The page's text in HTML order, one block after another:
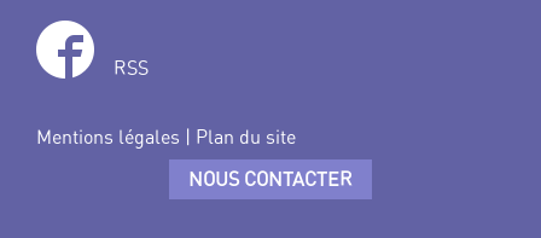
RSS
Mentions légales | Plan du site
NOUS CONTACTER